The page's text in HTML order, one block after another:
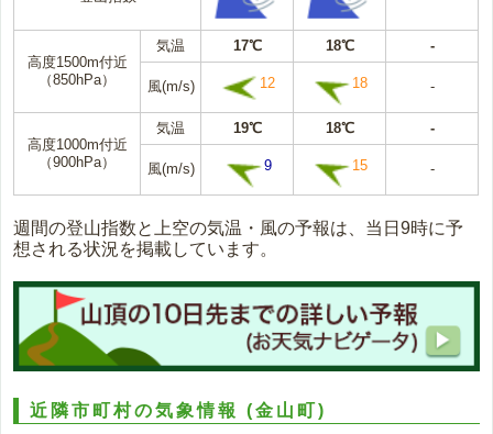
高度1500m付近
（850hPa）
気温 17℃ 18℃ -
風(m/s) 12 18 -
高度1000m付近
（900hPa）
気温 19℃ 18℃ -
風(m/s) 9 15 -
週間の登山指数と上空の気温・風の予報は、当日9時に予
想される状況を掲載しています。
近隣市町村の気象情報(金山町)